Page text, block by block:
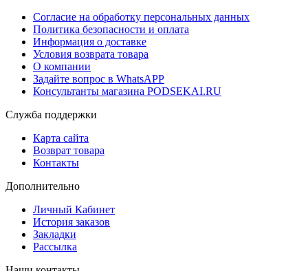
Согласие на обработку персональных данных
Политика безопасности и оплата
Информация о доставке
Условия возврата товара
О компании
Задайте вопрос в WhatsAPP
Консультанты магазина PODSEKAI.RU
Служба поддержки
Карта сайта
Возврат товара
Контакты
Дополнительно
Личный Кабинет
История заказов
Закладки
Рассылка